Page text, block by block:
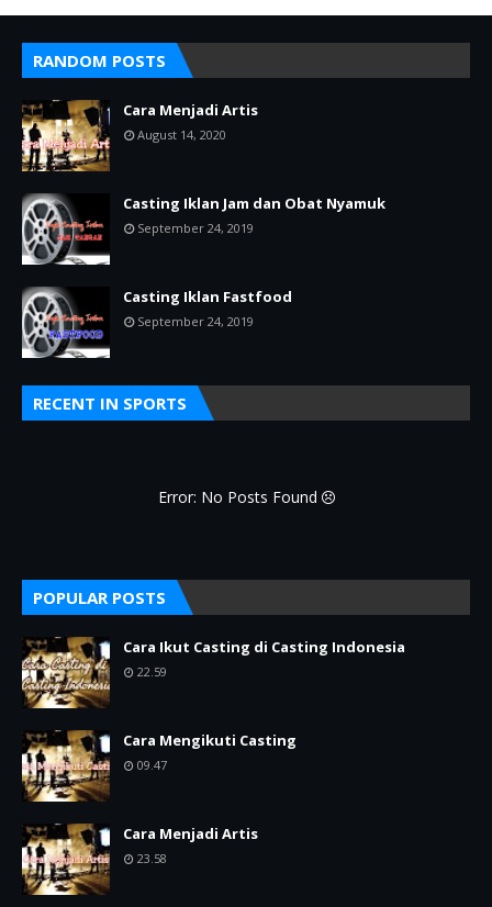
RANDOM POSTS
Cara Menjadi Artis
August 14, 2020
Casting Iklan Jam dan Obat Nyamuk
September 24, 2019
Casting Iklan Fastfood
September 24, 2019
RECENT IN SPORTS
Error: No Posts Found
POPULAR POSTS
Cara Ikut Casting di Casting Indonesia
22.59
Cara Mengikuti Casting
09.47
Cara Menjadi Artis
23.58